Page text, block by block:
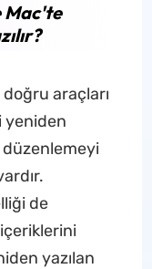
Mac'te
araçları
yeniden
düzenlemeyi
de
yazılan